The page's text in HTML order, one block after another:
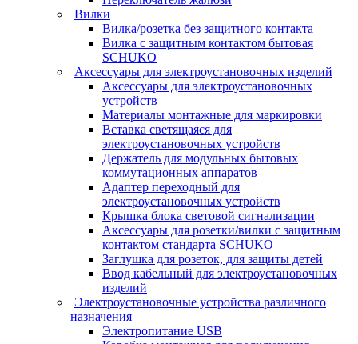
Вилки
Вилка/розетка без защитного контакта
Вилка с защитным контактом бытовая
SCHUKO
Аксессуары для электроустановочных изделий
Аксессуары для электроустановочных
устройств
Материалы монтажные для маркировки
Вставка светящаяся для
электроустановочных устройств
Держатель для модульных бытовых
коммутационных аппаратов
Адаптер переходный для
электроустановочных устройств
Крышка блока световой сигнализации
Аксессуары для розетки/вилки с защитным
контактом стандарта SCHUKO
Заглушка для розеток, для защиты детей
Ввод кабельный для электроустановочных
изделий
Электроустановочные устройства различного
назначения
Электропитание USB